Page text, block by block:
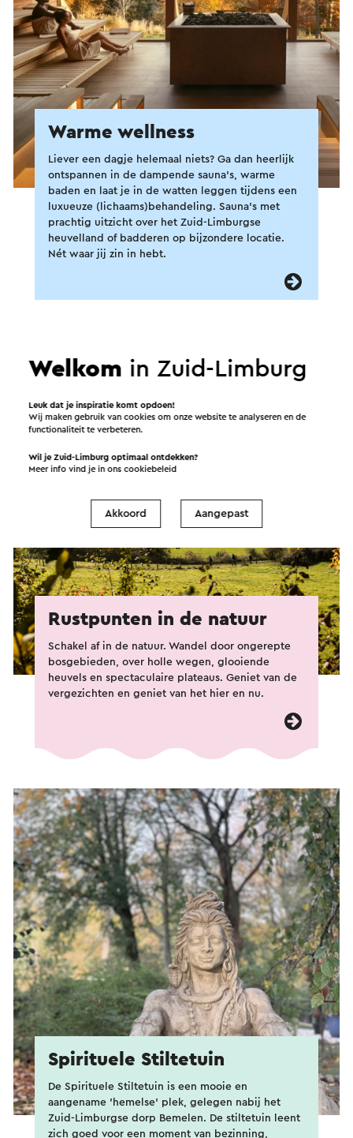
Warme wellness
Liever een dagje helemaal niets? Ga dan heerlijk
ontspannen in de dampende sauna's, warme
baden en laat je in de watten leggen tijdens een
luxueuze (lichaams)behandeling. Sauna's met
prachtig uitzicht over het Zuid-Limburgse
heuvelland of badderen op bijzondere locatie.
Nét waar jij zin in hebt.
Rustpunten in de natuur
Schakel af in de natuur. Wandel door ongerepte
bosgebieden, over holle wegen, glooiende
heuvels en spectaculaire plateaus. Geniet van de
vergezichten en geniet van het hier en nu.
Spirituele Stiltetuin
De Spirituele Stiltetuin is een mooie en
aangename 'hemelse’ plek, gelegen nabij het
Zuid-Limburgse dorp Bemelen. De stiltetuin leent
zich goed voor een moment van bezinning,
Welkom in Zuid-Limburg
Leuk dat je inspiratie komt opdoen!
Wij maken gebruik van cookies om onze website te analyseren en de
functionaliteit te verbeteren.
Wil je Zuid-Limburg optimaal ontdekken?
Meer info vind je in onscookiebeleid
Akkoord Aangepast